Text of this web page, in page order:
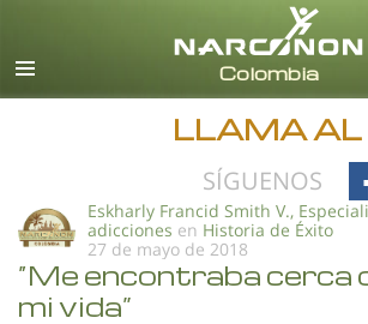
Español
Todas las
LLAMA AL
SÍGUENOS
Eskharly Francid Smith V.,
adicciones en Historia de Éxito
27 de mayo de 2018
“Me encontraba cerca
mi vida”